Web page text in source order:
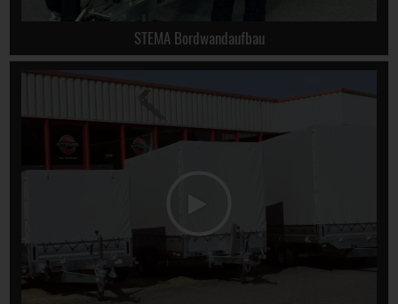
STEMA Bordwandaufbau